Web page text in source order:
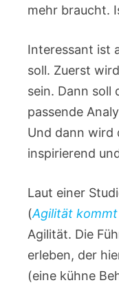
mehr braucht.
Interessant ist
soll. Zuerst
sein. Dann
passende
Und dann wird
inspirierend
Laut einer
(Agilität
Agilität. Die
erleben, der
(eine kühne